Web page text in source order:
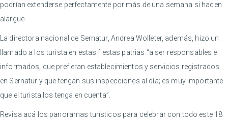
podrían extenderse perfectamente por más de una semana si hacen
alargue.
La directora nacional de Sernatur, Andrea Wolleter, además, hizo un
llamado a los turista en estas fiestas patrias “a ser responsables e
informados, que prefieran establecimientos y servicios registrados
en Sernatur y que tengan sus inspecciones al día; es muy importante
que el turista los tenga en cuenta”.
Revisa acá los panoramas turísticos para celebrar con todo este 18